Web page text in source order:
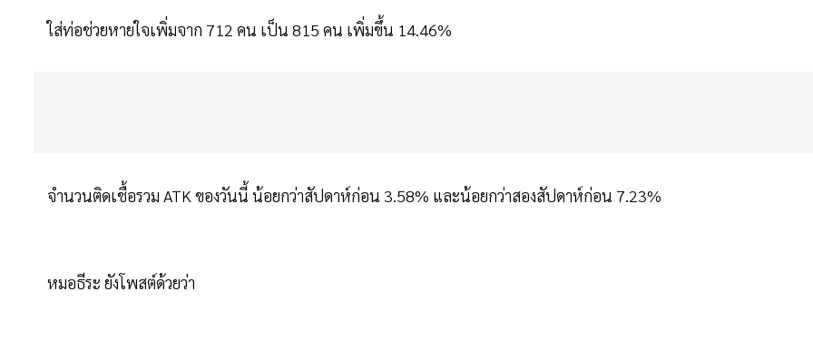
ใส่ท่อช่วยหายใจเพิ่มจาก 712 คน เป็น 815 คน เพิ่มขึ้น 14.46%
จำนวนติดเชื้อรวม ATK ของวันนี้ น้อยกว่าสัปดาห์ก่อน 3.58% และน้อยกว่าสองสัปดาห์ก่อน 7.23%
หมอธีระ ยังโพสต์ด้วยว่า